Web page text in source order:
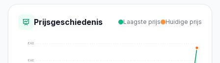
Prijsgeschiedenis Laagste prijs Huidige prijs
€46
€48